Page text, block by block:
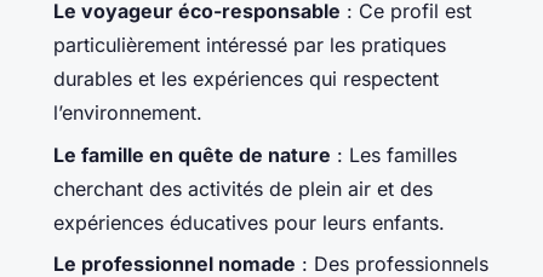
Le voyageur éco-responsable : Ce profil est
particulièrement intéressé par les pratiques
durables et les expériences qui respectent
l’environnement.
Le famille en quête de nature : Les familles
cherchant des activités de plein air et des
expériences éducatives pour leurs enfants.
Le professionnel nomade : Des professionnels